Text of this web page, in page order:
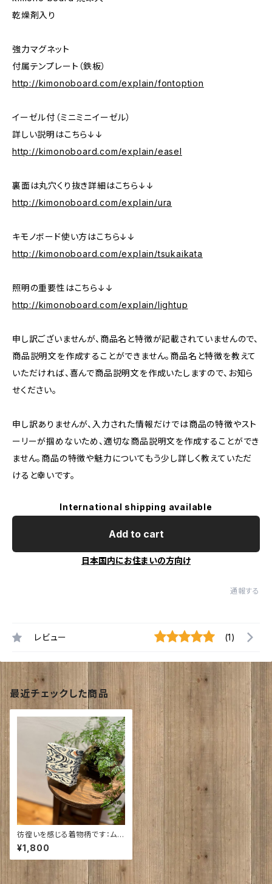
乾燥剤入り
強力マグネット
付属テンプレート（鉄板）
http://kimonoboard.com/explain/fontoption
イーゼル付（ミニミニイーゼル）
詳しい説明はこちら↓↓
http://kimonoboard.com/explain/easel
裏面は丸穴くり抜き詳細はこちら↓↓
http://kimonoboard.com/explain/ura
キモノボード使い方はこちら↓↓
http://kimonoboard.com/explain/tsukaikata
照明の重要性はこちら↓↓
http://kimonoboard.com/explain/lightup
申し訳ございませんが、商品名と特徴が記載されていませんので、
商品説明文を作成することができません。商品名と特徴を教えて
いただければ、喜んで商品説明文を作成いたしますので、お知ら
せください。
申し訳ありませんが、入力された情報だけでは商品の特徴やスト
ーリーが掴めないため、適切な商品説明文を作成することができ
ません。商品の特徴や魅力についてもう少し詳しく教えていただ
けると幸いです。
International shipping available
Add to cart
日本国内にお住まいの方向け
通報する
レビュー (1)
最近チェックした商品
彷徨いを感じる着物柄です：ムン
クの叫びの背景ににてるような
似てないような・・・
¥1,800